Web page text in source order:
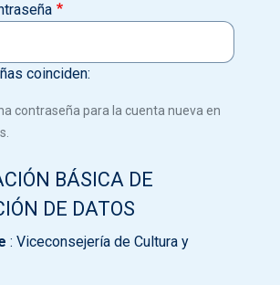
coinciden:
contraseña para la cuenta nueva en
BÁSICA DE
DE DATOS
: Viceconsejería de Cultura y